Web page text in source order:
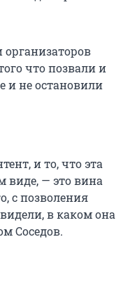
организаторов
что позвали и
и не остановили
и то, что эта
виде, — это вина
с позволения
в каком она
Соседов.